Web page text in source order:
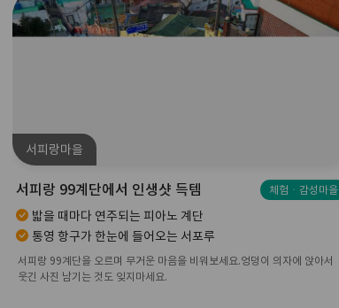
서피랑마을
서피랑 99계단에서 인생샷 득템 체험ㆍ감성마을
밟을 때마다 연주되는 피아노 계단
통영 항구가 한눈에 들어오는 서포루
서피랑 99계단을 오르며 무거운 마음을 비워보세요.엉덩이 의자에 앉아서
웃긴 사진 남기는 것도 잊지마세요.